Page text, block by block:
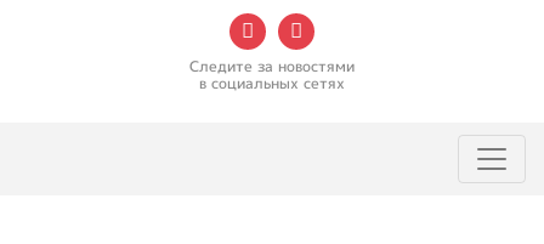
Следите за новостями
в социальных сетях